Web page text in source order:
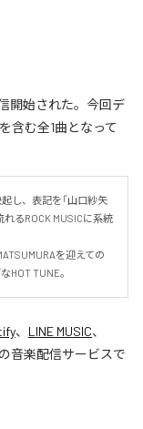
信開始された。今回デ
含む全1曲となって
し、表記を「山口紗矢
れるROCK MUSICに系統
を迎えての
HOT TUNE。
、 LINE MUSIC、
音楽配信サービスで